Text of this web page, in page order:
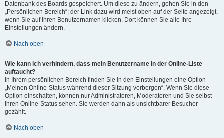
Datenbank des Boards gespeichert. Um diese zu ändern, gehen Sie in den
„Persönlichen Bereich“; der Link dazu wird meist oben auf der Seite angezeigt,
wenn Sie auf Ihren Benutzernamen klicken. Dort können Sie alle Ihre
Einstellungen ändern.
Nach oben
Wie kann ich verhindern, dass mein Benutzername in der Online-Liste
auftaucht?
In Ihrem persönlichen Bereich finden Sie in den Einstellungen eine Option
„Meinen Online-Status während dieser Sitzung verbergen“. Wenn Sie diese
Option einschalten, können nur Administratoren, Moderatoren und Sie selbst
Ihren Online-Status sehen. Sie werden dann als unsichtbarer Besucher
gezählt.
Nach oben